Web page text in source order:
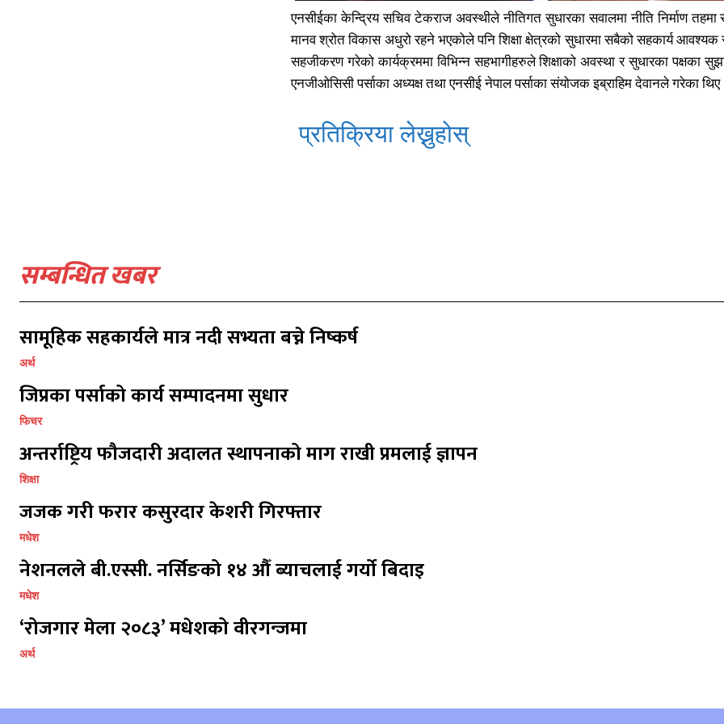
एनसीईका केन्द्रिय सचिव टेकराज अवस्थीले नीतिगत सुधारका सवालमा नीति निर्माण तहमा
मानव श्रोत विकास अधुरो रहने भएकोले पनि शिक्षा क्षेत्रको सुधारमा सबैको सहकार्य
सहजीकरण गरेको कार्यक्रममा विभिन्न सहभागीहरुले शिक्षाको अवस्था र सुधारका पक्षका
एनजीओसिसी पर्साका अध्यक्ष तथा एनसीई नेपाल पर्साका संयोजक इब्राहिम देवानले गरेका
प्रतिक्रिया लेख्नुहोस्
सम्बन्धित खबर
सामूहिक सहकार्यले मात्र नदी सभ्यता बच्ने निष्कर्ष
अर्थ
जिप्रका पर्साको कार्य सम्पादनमा सुधार
फिचर
अन्तर्राष्ट्रिय फौजदारी अदालत स्थापनाको माग राखी प्रमलाई ज्ञापन
शिक्षा
जजक गरी फरार कसुरदार केशरी गिरफ्तार
मधेश
नेशनलले बी.एस्सी. नर्सिङको १४ औँ ब्याचलाई गर्यो बिदाइ
मधेश
‘रोजगार मेला २०८३’ मधेशको वीरगन्जमा
अर्थ